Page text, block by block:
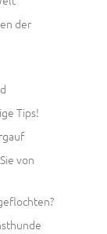
der
Tips!
von